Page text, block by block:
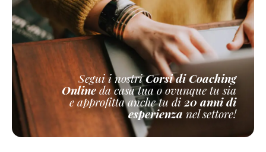
Codice
Etico
Globale
processo
di
coaching
Tipi
Segui i nostriCorsi di Coaching
Onlineda casa tua o ovunque tu sia
e approfitta anche tu di20 anni di
esperienza nel settore!